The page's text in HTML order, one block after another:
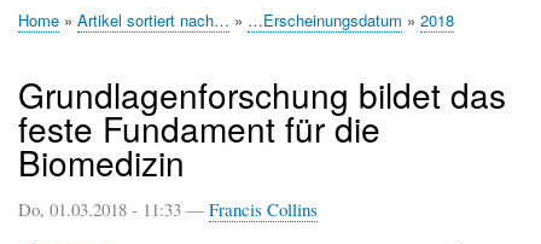
Home Artikel sortiert nach… …Erscheinungsdatum 2018
Grundlagenforschung bildet das
feste Fundament für die
Biomedizin
Do, 01.03.2018 - 11:33 — Francis Collins